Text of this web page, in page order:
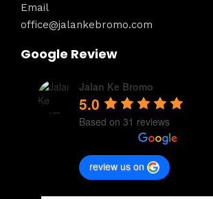
Email
office@jalankebromo.com
Google Review
Jalan Ke Bromo
5.0
Based on 31 reviews
review us on